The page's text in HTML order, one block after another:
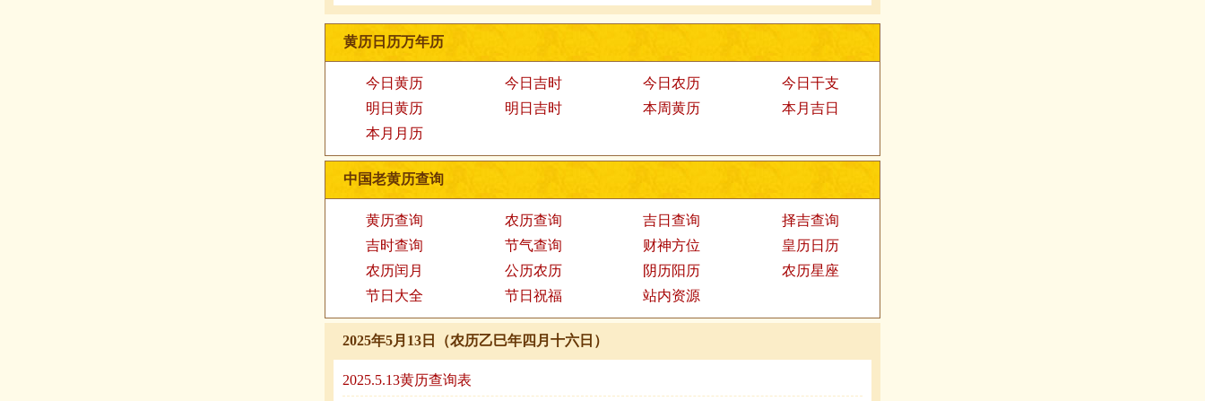
黄历日历万年历
今日黄历 今日吉时 今日农历
今日干支
明日黄历
明日吉时 本周黄历
本月吉日
本月月历
中国老黄历查询
黄历查询 农历查询 吉日查询
择吉查询
吉时查询
节气查询 财神方位
皇历日历
农历闰月
公历农历 阴历阳历
农历星座
节日大全
节日祝福 站内资源
2025年5月13日（农历乙巳年四月十六日）
2025.5.13黄历查询表